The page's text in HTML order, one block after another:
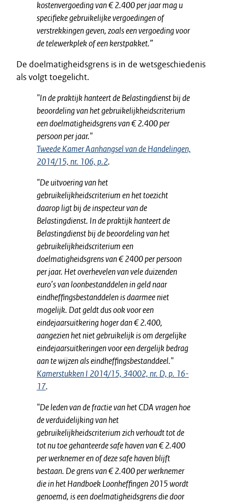
kostenvergoeding van € 2.400 per jaar mag u
specifieke gebruikelijke vergoedingen of
verstrekkingen geven, zoals een vergoeding voor
de telewerkplek of een kerstpakket.”
De doelmatigheidsgrens is in de wetsgeschiedenis
als volgt toegelicht.
"In de praktijk hanteert de Belastingdienst bij de
beoordeling van het gebruikelijkheidscriterium
een doelmatigheidsgrens van € 2.400 per
persoon per jaar."
Tweede Kamer Aanhangsel van de Handelingen,
2014/15, nr. 106, p.2.
"De uitvoering van het
gebruikelijkheidscriterium en het toezicht
daarop ligt bij de inspecteur van de
Belastingdienst. In de praktijk hanteert de
Belastingdienst bij de beoordeling van het
gebruikelijkheidscriterium een
doelmatigheidsgrens van € 2400 per persoon
per jaar. Het overhevelen van vele duizenden
euro’s van loonbestanddelen in geld naar
eindheffingsbestanddelen is daarmee niet
mogelijk. Dat geldt dus ook voor een
eindejaarsuitkering hoger dan € 2.400,
aangezien het niet gebruikelijk is om dergelijke
eindejaarsuitkeringen voor een dergelijk bedrag
aan te wijzen als eindheffingsbestanddeel."
Kamerstukken I 2014/15, 34002, nr. D, p. 16-
17.
"De leden van de fractie van het CDA vragen hoe
de verduidelijking van het
gebruikelijkheidscriterium zich verhoudt tot de
tot nu toe gehanteerde safe haven van € 2.400
per werknemer en of deze safe haven blijft
bestaan. De grens van € 2.400 per werknemer
die in het Handboek Loonheffingen 2015 wordt
genoemd, is een doelmatigheidsgrens die door